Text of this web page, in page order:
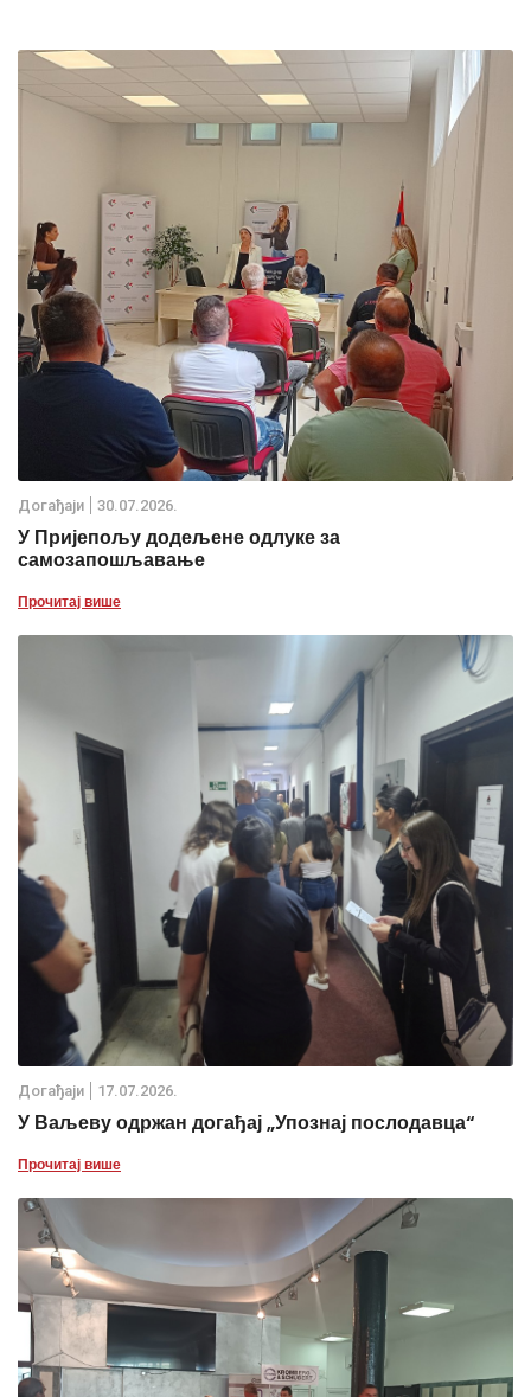
Дoгађаjи 30.07.2026.
У Пријепољу додељене одлуке за
самозапошљавање
Прочитај више
Дoгађаjи 17.07.2026.
У Ваљеву одржан догађај „Упознај послодавца“
Прочитај више